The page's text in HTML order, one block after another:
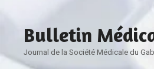
contenuBulletin
Journal de la Société Médicale du